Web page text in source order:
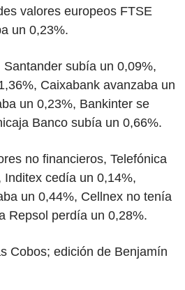
valores europeos FTSE
un 0,23%.
subía un 0,09%,
Caixabank avanzaba un
un 0,23%, Bankinter se
Banco subía un 0,66%.
no financieros, Telefónica
cedía un 0,14%,
un 0,44%, Cellnex no tenía
Repsol perdía un 0,28%.
Cobos; edición de Benjamín